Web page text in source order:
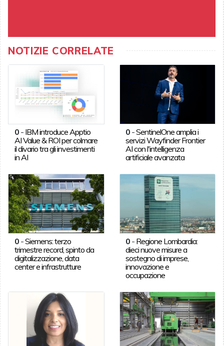
NOTIZIE CORRELATE
0- IBM introduce Apptio
AI Value & ROI per colmare
il divario tra gli investimenti
in AI
0 -SentinelOne amplia i
servizi Wayfinder Frontier
AI con l'intelligenza
artificiale avanzata
0-Siemens: terzo
trimestre record, spinto da
digitalizzazione, data
center e infrastrutture
0 - Regione Lombardia:
dieci nuove misure a
sostegno di imprese,
innovazione e
occupazione